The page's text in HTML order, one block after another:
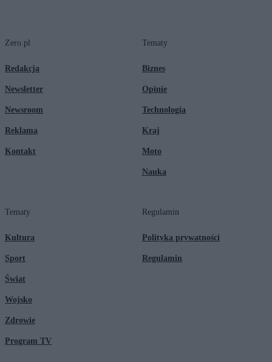
Zero.pl
Redakcja
Newsletter
Newsroom
Reklama
Kontakt
Tematy
Biznes
Opinie
Technologia
Kraj
Moto
Nauka
Tematy
Kultura
Sport
Świat
Wojsko
Zdrowie
Program TV
Regulamin
Polityka prywatności
Regulamin